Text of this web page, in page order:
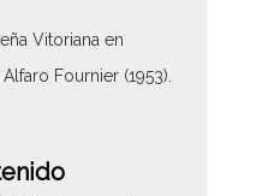
Vitoriana en
Fournier (1953).